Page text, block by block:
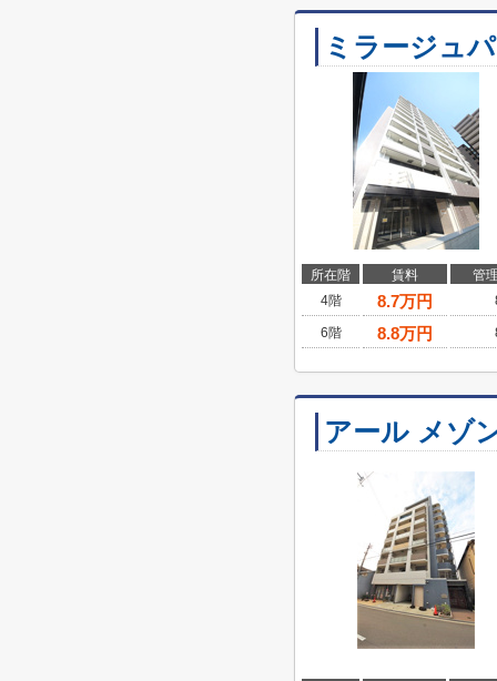
ミラージュ
所在階 賃料
管
4階
8.7万円
6階 8.8万円
アール メゾ